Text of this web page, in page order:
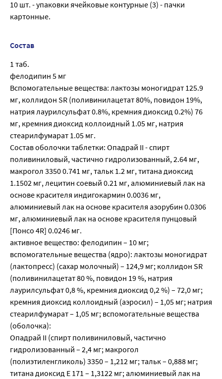
10 шт. - упаковки ячейковые контурные (3) - пачки
картонные.
Состав
1 таб.
фелодипин 5 мг
Вспомогательные вещества: лактозы моногидрат 125.9
мг, коллидон SR (поливинилацетат 80%, повидон 19%,
натрия лаурилсульфат 0.8%, кремния диоксид 0.2%) 76
мг, кремния диоксид коллоидный 1.05 мг, натрия
стеарилфумарат 1.05 мг.
Состав оболочки таблетки: Опадрай II - спирт
поливиниловый, частично гидролизованный, 2.64 мг,
макрогол 3350 0.741 мг, тальк 1.2 мг, титана диоксид
1.1502 мг, лецитин соевый 0.21 мг, алюминиевый лак на
основе красителя индигокармин 0.0036 мг,
алюминиевый лак на основе красителя азорубин 0.0306
мг, алюминиевый лак на основе красителя пунцовый
[Понсо 4R] 0.0246 мг.
активное вещество: фелодипин – 10 мг;
вспомогательные вещества (ядро): лактозы моногидрат
(лактопресс) (сахар молочный) – 124,9 мг; коллидон SR
(поливинилацетат 80 %, повидон 19 %, натрия
лаурилсульфат 0,8 %, кремния диоксид 0,2 %) – 72,0 мг;
кремния диоксид коллоидный (аэросил) – 1,05 мг; натрия
стеарилфумарат – 1,05 мг; вспомогательные вещества
(оболочка):
Опадрай II (спирт поливиниловый, частично
гидролизованный – 2,4 мг; макрогол
(полиэтиленгликоль) 3350 – 1,212 мг; тальк – 0,888 мг;
титана диоксид Е 171 – 1,3122 мг; алюминиевый лак на